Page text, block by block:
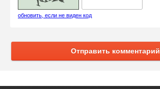
обновить, если не виден код
Отправить комментарий